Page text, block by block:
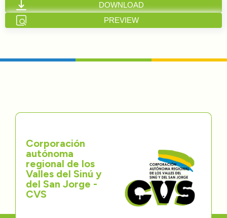
Nosotros
Transparencia
Participa
Trámites y Servicios
Contáctenos
DOWNLOAD
PREVIEW
Corporación
autónoma
regional de los
Valles del Sinú y
del San Jorge -
CVS